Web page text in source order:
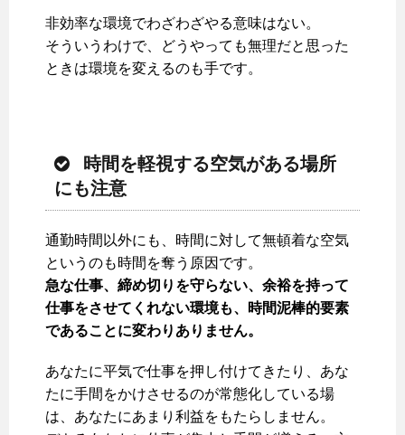
非効率な環境でわざわざやる意味はない。
そういうわけで、どうやっても無理だと思った
ときは環境を変えるのも手です。
時間を軽視する空気がある場所
にも注意
通勤時間以外にも、時間に対して無頓着な空気
というのも時間を奪う原因です。
急な仕事、締め切りを守らない、余裕を持って
仕事をさせてくれない環境も、時間泥棒的要素
であることに変わりありません。
あなたに平気で仕事を押し付けてきたり、あな
たに手間をかけさせるのが常態化している場
は、あなたにあまり利益をもたらしません。